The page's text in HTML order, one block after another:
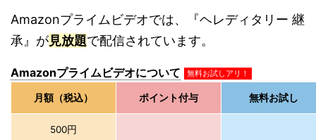
Amazonプライムビデオでは、『ヘレディタリー 継
承』が見放題で配信されています。
Amazonプライムビデオについて 無料お試しアリ！
月額（税込） ポイント付与 無料お試し
500円